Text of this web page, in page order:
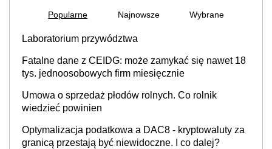
Popularne Najnowsze Wybrane
Laboratorium przywództwa
Fatalne dane z CEIDG: może zamykać się nawet 18
tys. jednoosobowych firm miesięcznie
Umowa o sprzedaż płodów rolnych. Co rolnik
wiedzieć powinien
Optymalizacja podatkowa a DAC8 - kryptowaluty za
granicą przestają być niewidoczne. I co dalej?